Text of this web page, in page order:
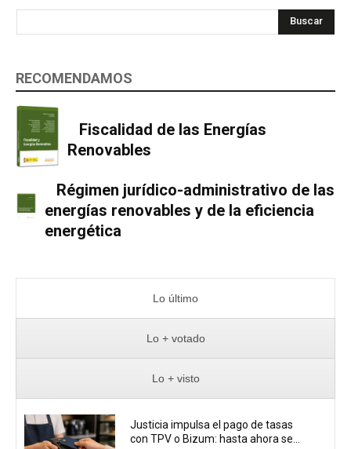
Buscar
RECOMENDAMOS
Fiscalidad de las Energías
Renovables
Régimen jurídico-administrativo de las
energías renovables y de la eficiencia
energética
Lo último
Lo + votado
Lo + visto
Justicia impulsa el pago de tasas
con TPV o Bizum: hasta ahora se...